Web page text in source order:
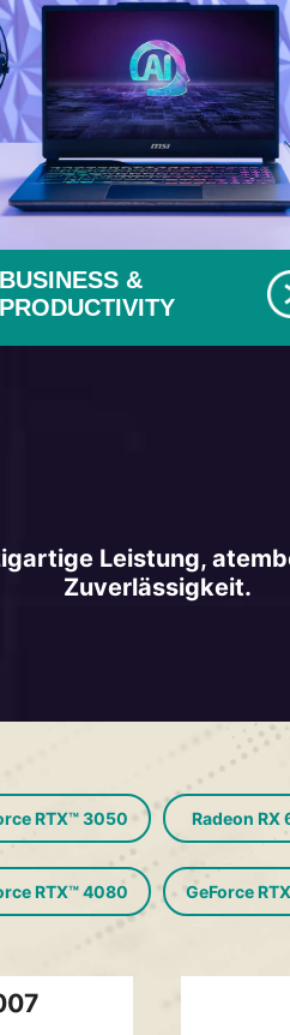
BUSINESS &
PRODUCTIVITY
Leistung,
Zuverlässigkeit.
RTX™ 3050 Radeon RX
RTX™ 4080 GeForce